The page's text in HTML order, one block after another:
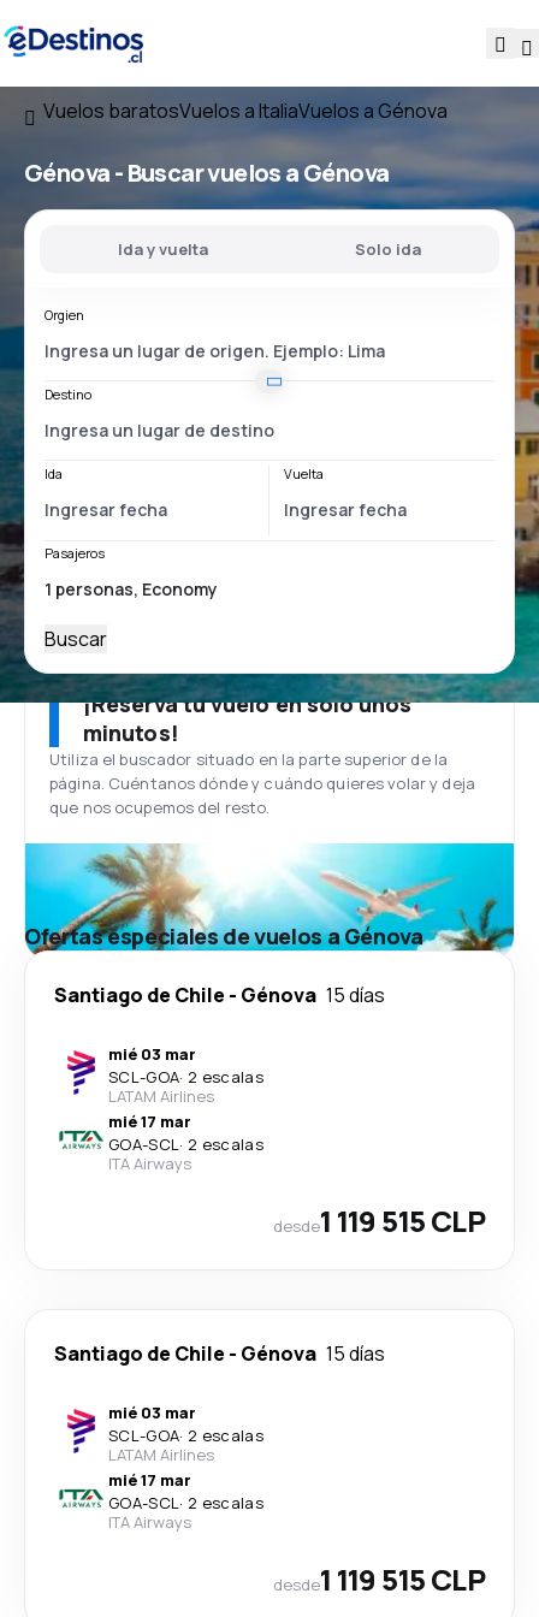
Vuelos baratosVuelos a ItaliaVuelos a Génova
Génova - Buscar vuelos a Génova
Ida y vuelta Solo ida
Orgien
Destino
Ida Vuelta
Pasajeros
Buscar
¡Reserva tu vuelo en solo unos
minutos!
Utiliza el buscador situado en la parte superior de la
página. Cuéntanos dónde y cuándo quieres volar y deja
que nos ocupemos del resto.
Ofertas especiales de vuelos a Génova
Santiago de Chile - Génova 15 días
mié 03 mar
SCL-GOA· 2 escalas
LATAM Airlines
mié 17 mar
GOA-SCL· 2 escalas
ITA Airways
desde1 119 515 CLP
Santiago de Chile - Génova 15 días
mié 03 mar
SCL-GOA· 2 escalas
LATAM Airlines
mié 17 mar
GOA-SCL· 2 escalas
ITA Airways
desde1 119 515 CLP